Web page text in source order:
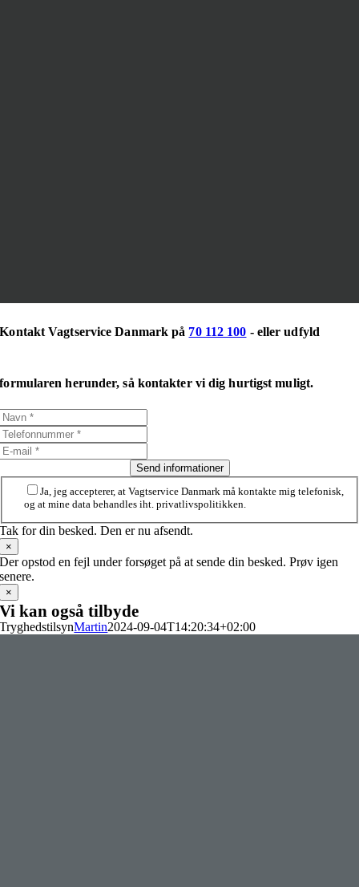
Kontakt Vagtservice Danmark på 70 112 100 - eller udfyld
formularen herunder, så kontakter vi dig hurtigst muligt.
Send informationer
Ja, jeg accepterer, at Vagtservice Danmark må kontakte mig telefonisk,
og at mine data behandles iht. privatlivspolitikken.
Tak for din besked. Den er nu afsendt.
×
Der opstod en fejl under forsøget på at sende din besked. Prøv igen
senere.
×
Vi kan også tilbyde
TryghedstilsynMartin2024-09-04T14:20:34+02:00